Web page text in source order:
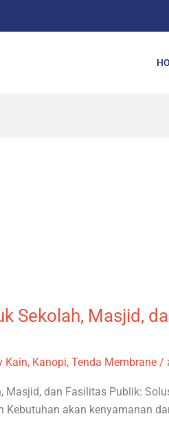
Sekolah, Masjid,
Kain, Kanopi, Tenda Membrane/
Masjid, dan Fasilitas Publik:
Kebutuhan akan kenyamanan